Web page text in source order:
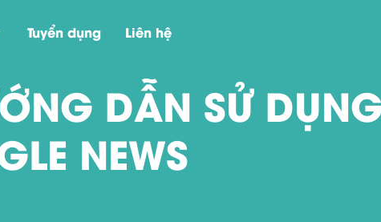
Tuyển dụng Liên hệ
DẪN SỬ
NEWS